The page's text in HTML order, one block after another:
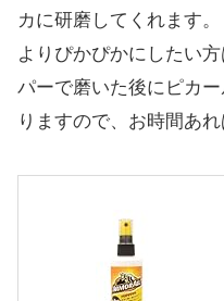
カに研磨してくれます。
よりぴかぴかにしたい
パーで磨いた後にピカ
りますので、お時間あれ